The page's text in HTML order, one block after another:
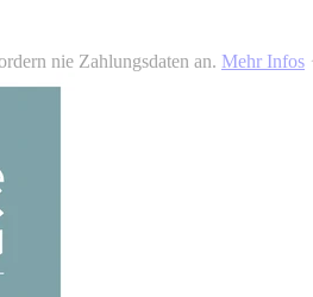
auf alle Übernachtungen ·